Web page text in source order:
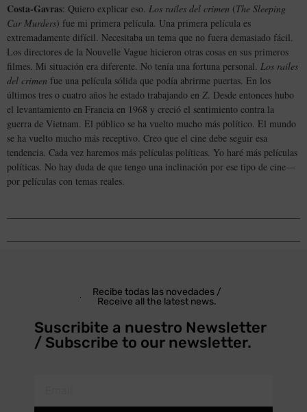
Costa-Gavras: Quiero explicar eso. Los raíles del crimen (The Sleeping
Car Murders) fue mi primera película. Una primera película es
extremadamente difícil. Necesitaba un tema que no fuera demasiado fácil.
Los directores de la Nouvelle Vague hicieron otras cosas en sus primeros
filmes. Mi situación era diferente. No tenía una fortuna personal. Los raíles
del crimen fue una película sólida que podía abrirme puertas. En los
últimos tres o cuatro años he estado trabajando en Z . Desde entonces hubo
el levantamiento en Francia en 1968 y creció el sentimiento contra la
guerra de Vietnam. El público se ha vuelto mucho más político. El mundo
se ha vuelto mucho más receptivo. Creo que el cine debe seguir esa
tendencia. Cada vez haremos más películas políticas. Yo haré más películas
políticas. No hay duda de que tengo una inclinación por ese tipo de cine—
por películas con temas reales.
Recibe todas las novedades /
Receive all the latest news.
Suscribite a nuestro Newsletter
/ Subscribe to our newsletter.